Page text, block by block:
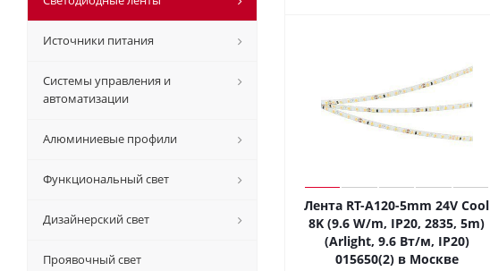
Лента RT-A120-5mm 24V Cool
8K (9.6 W/m, IP20, 2835, 5m)
(Arlight, 9.6 Вт/м, IP20)
015650(2) в Москве
Источники питания
Системы управления и
автоматизации
Алюминиевые профили
Функциональный свет
Дизайнерский свет
Проявочный свет